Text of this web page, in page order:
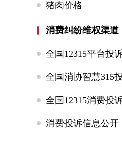
猪肉价格
消费纠纷维权渠道
全国12315平台投
全国消协智慧315
全国12315消费投
消费投诉信息公开